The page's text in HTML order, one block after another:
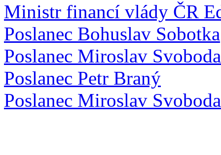
Ministr financí vlády ČR
Poslanec Bohuslav Sobotka
Poslanec Miroslav Svoboda
Poslanec Petr Braný
Poslanec Miroslav Svoboda